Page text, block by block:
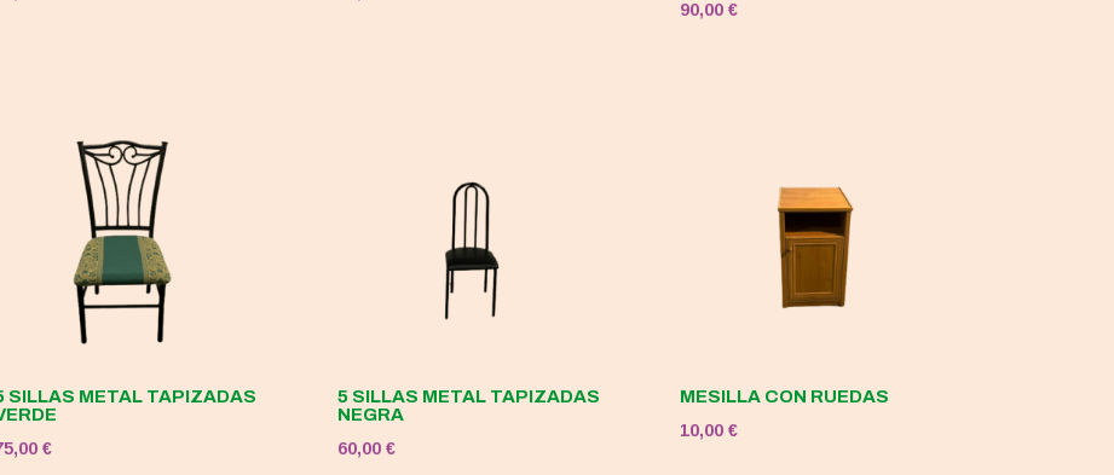
90,00€
SILLAS METAL TAPIZADAS
€
5 SILLAS METAL TAPIZADAS
NEGRA
60,00 €
MESILLA CON RUEDAS
10,00€